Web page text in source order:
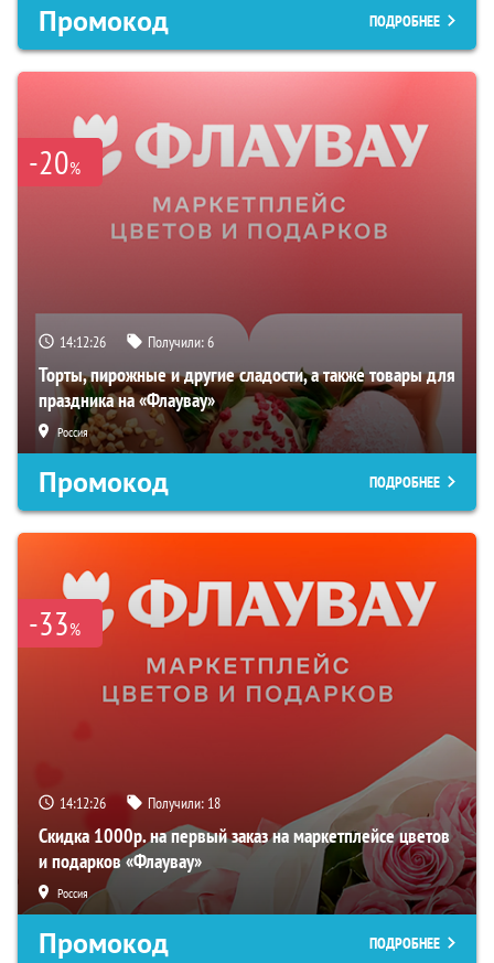
Промокод ПОДРОБНЕЕ
-20%
14:12:25 Получили:6
Торты, пирожные и другие сладости, а также товары для
праздника на «Флаувау»
Россия
Промокод ПОДРОБНЕЕ
-33%
14:12:25 Получили: 18
Скидка 1000р. на первый заказ на маркетплейсе цветов
и подарков «Флаувау»
Россия
Промокод ПОДРОБНЕЕ